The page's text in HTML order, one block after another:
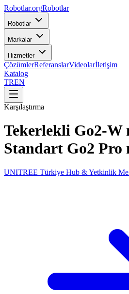
Robotlar.orgRobotlar
Robotlar
Markalar
Hizmetler
ÇözümlerReferanslarVideolarİletişim
Katalog
TREN
Karşılaştırma
Tekerlekli Go2-W
Standart Go2 Pro
UNITREE Türkiye Hub & Yetkinlik